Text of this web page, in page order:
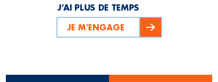
J’AI PLUS DE TEMPS
JE M'ENGAGE